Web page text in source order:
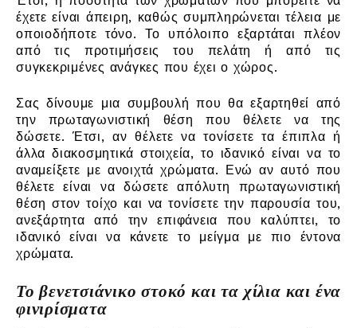
έχετε είναι άπειρη, καθώς συμπληρώνεται τέλεια με
οποιοδήποτε τόνο. Το υπόλοιπο εξαρτάται πλέον
από τις προτιμήσεις του πελάτη ή από τις
συγκεκριμένες ανάγκες που έχει ο χώρος.
Σας δίνουμε μια συμβουλή που θα εξαρτηθεί από
την πρωταγωνιστική θέση που θέλετε να της
δώσετε. Έτσι, αν θέλετε να τονίσετε τα έπιπλα ή
άλλα διακοσμητικά στοιχεία, το ιδανικό είναι να το
αναμείξετε με ανοιχτά χρώματα. Ενώ αν αυτό που
θέλετε είναι να δώσετε απόλυτη πρωταγωνιστική
θέση στον τοίχο και να τονίσετε την παρουσία του,
ανεξάρτητα από την επιφάνεια που καλύπτει, το
ιδανικό είναι να κάνετε το μείγμα με πιο έντονα
χρώματα.
Το βενετσιάνικο στοκό και τα χίλια και ένα
φινιρίσματα